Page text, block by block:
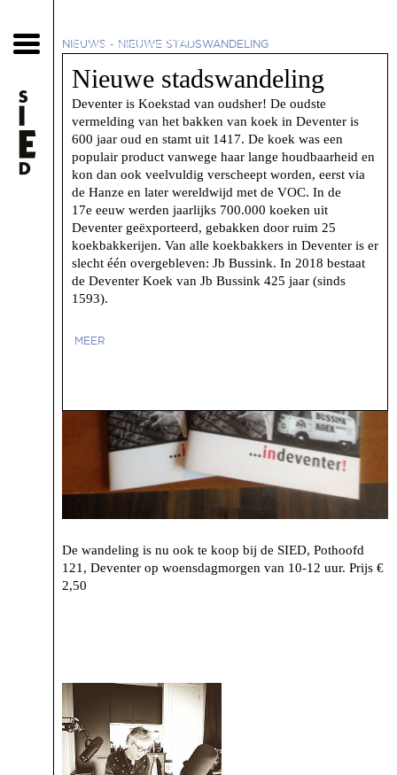
NIEUWS - NIEUWE STADSWANDELING
12 september 2017
Nieuwe stadswandeling
Deventer is Koekstad van oudsher! De oudste
vermelding van het bakken van koek in Deventer is
600 jaar oud en stamt uit 1417. De koek was een
populair product vanwege haar lange houdbaarheid en
kon dan ook veelvuldig verscheept worden, eerst via
de Hanze en later wereldwijd met de VOC. In de
17e eeuw werden jaarlijks 700.000 koeken uit
Deventer geëxporteerd, gebakken door ruim 25
koekbakkerijen. Van alle koekbakkers in Deventer is er
slecht één overgebleven: Jb Bussink. In 2018 bestaat
de Deventer Koek van Jb Bussink 425 jaar (sinds
1593).
MEER
De wandeling is nu ook te koop bij de SIED, Pothoofd
121, Deventer op woensdagmorgen van 10-12 uur. Prijs €
2,50